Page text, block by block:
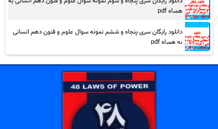
همراه pdf
دانلود رایگان سری پنجاه و ششم نمونه سوال علوم و فنون دهم انسانی
به همراه pdf